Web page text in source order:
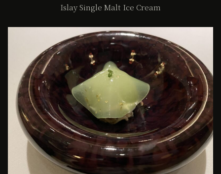
Islay Single Malt Ice Cream